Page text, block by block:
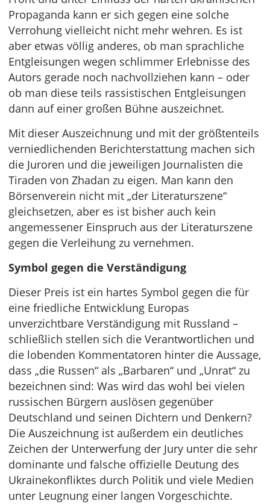
Propaganda kann er sich gegen eine solche
Verrohung vielleicht nicht mehr wehren. Es ist
aber etwas völlig anderes, ob man sprachliche
Entgleisungen wegen schlimmer Erlebnisse des
Autors gerade noch nachvollziehen kann – oder
ob man diese teils rassistischen Entgleisungen
dann auf einer großen Bühne auszeichnet.
Mit dieser Auszeichnung und mit der größtenteils
verniedlichenden Berichterstattung machen sich
die Juroren und die jeweiligen Journalisten die
Tiraden von Zhadan zu eigen. Man kann den
Börsenverein nicht mit „der Literaturszene“
gleichsetzen, aber es ist bisher auch kein
angemessener Einspruch aus der Literaturszene
gegen die Verleihung zu vernehmen.
Symbol gegen die Verständigung
Dieser Preis ist ein hartes Symbol gegen die für
eine friedliche Entwicklung Europas
unverzichtbare Verständigung mit Russland –
schließlich stellen sich die Verantwortlichen und
die lobenden Kommentatoren hinter die Aussage,
dass „die Russen“ als „Barbaren“ und „Unrat“ zu
bezeichnen sind: Was wird das wohl bei vielen
russischen Bürgern auslösen gegenüber
Deutschland und seinen Dichtern und Denkern?
Die Auszeichnung ist außerdem ein deutliches
Zeichen der Unterwerfung der Jury unter die sehr
dominante und falsche offizielle Deutung des
Ukrainekonfliktes durch Politik und viele Medien
unter Leugnung einer langen Vorgeschichte.